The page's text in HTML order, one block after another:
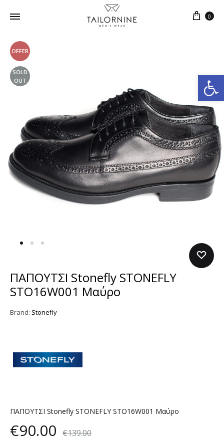
Ανοίξτε τη γραμμή εργαλείων
0
OFFER
SOLD
OUT
ΠΑΠΟΥΤΣΙ Stonefly STONEFLY
STO16W001 Μαύρο
Brand: Stonefly
ΠΑΠΟΥΤΣΙ Stonefly STONEFLY STO16W001 Μαύρο
€90.00 €139.00